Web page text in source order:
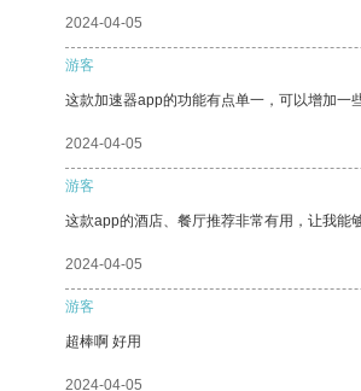
2024-04-05
游客
这款加速器app的功能有点单一，可以增加一
2024-04-05
游客
这款app的酒店、餐厅推荐非常有用，让我能
2024-04-05
游客
超棒啊 好用
2024-04-05